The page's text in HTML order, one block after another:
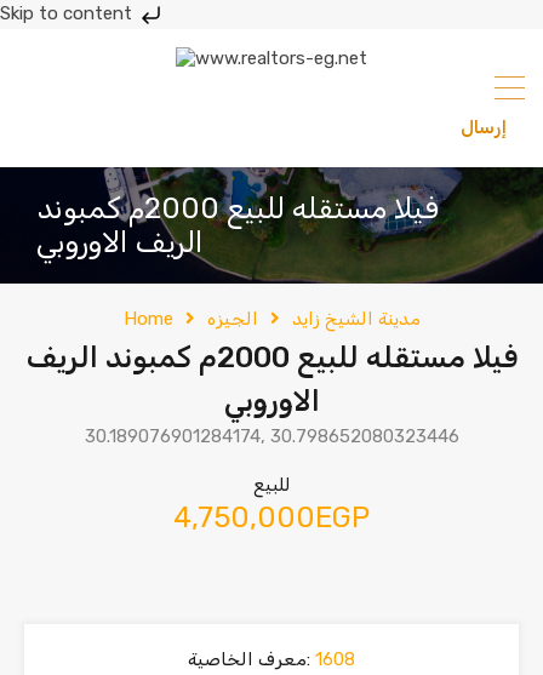
Skip to content
إرسال
فيلا مستقله للبيع 2000م كمبوند
الريف الاوروبي
Home الجيزه مدينة الشيخ زايد
فيلا مستقله للبيع 2000م كمبوند الريف
الاوروبي
30.189076901284174, 30.798652080323446
للبيع
4,750,000EGP
معرف الخاصية: 1608